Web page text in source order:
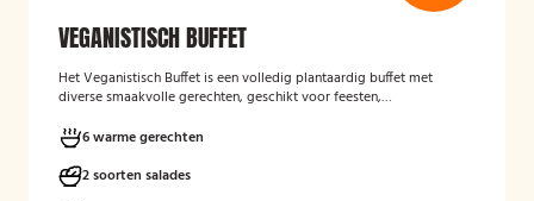
VEGANISTISCH BUFFET
HetVeganistisch Buffet is een volledig plantaardig buffet met
diverse smaakvolle gerechten, geschikt voor feesten,
gevarieerde keuze zonder dierlijke producten en sluit aan bij gasten
die bewust of veganistisch eten.
6 warme gerechten
2 soorten salades